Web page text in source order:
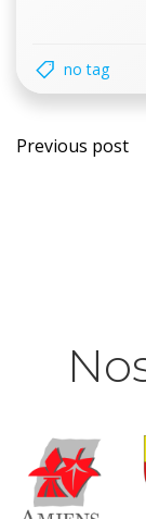
no tag
Post
Previous post